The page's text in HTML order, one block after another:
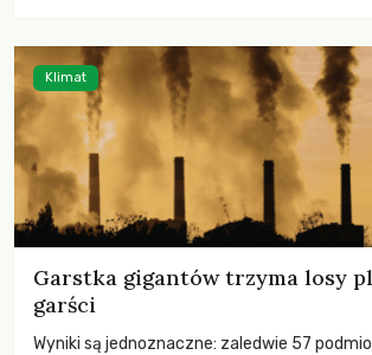
Garstka gigantów trzyma losy
garści
Wyniki są jednoznaczne: zaledwie 57
Klimat